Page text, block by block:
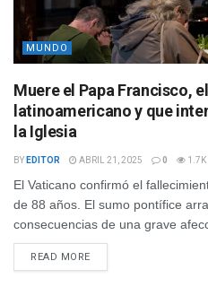
MUNDO
Muere el Papa Francisco,
latinoamericano y que
la Iglesia
BY EDITOR ABRIL 21, 2025 0 1.7K
El Vaticano confirmó el
de 88 años. El sumo pontífice
consecuencias de una grave
READ MORE